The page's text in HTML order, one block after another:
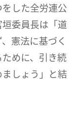
した全労連公
委員長は「道
憲法に基づく
めに、引き続
しょう」と結